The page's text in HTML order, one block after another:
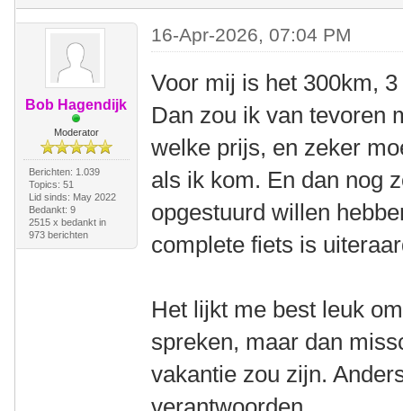
Bob Hagendijk
Moderator
Berichten: 1.039
Topics: 51
Lid sinds: May 2022
Bedankt: 9
2515 x bedankt in
973 berichten
16-Apr-2026, 07:04 PM
Voor mij is het 300km,
Dan zou ik van tevoren
welke prijs, en zeker
als ik kom. En dan nog
opgestuurd willen
complete fiets is
Het lijkt me best leuk
spreken, maar dan
vakantie zou zijn.